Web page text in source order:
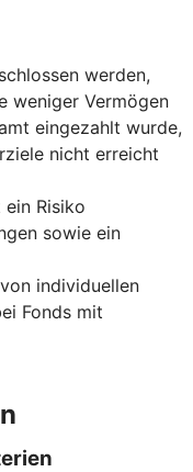
werden,
weniger Vermögen
eingezahlt wurde,
nicht erreicht
ein Risiko
sowie ein
individuellen
Fonds mit